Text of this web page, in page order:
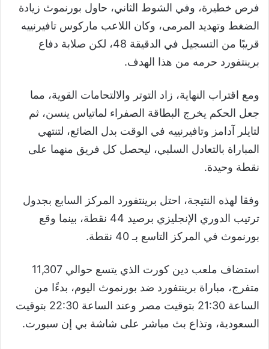
فرص خطيرة، وفي الشوط الثاني، حاول بورنموث زيادة
الضغط وتهديد المرمى، وكان اللاعب ماركوس تافيرنييه
قريبًا من التسجيل في الدقيقة 48، لكن صلابة دفاع
برينتفورد حرمه من هذا الهدف.
ومع اقتراب النهاية، زاد التوتر والالتحامات القوية، مما
جعل الحكم يخرج البطاقة الصفراء لماتياس ينسن، ثم
لتايلر آدامز وتافيرنييه في الوقت بدل الضائع، لتنتهي
المباراة بالتعادل السلبي، ليحصل كل فريق منهما على
نقطة وحيدة.
وفقا لهذه النتيجة، احتل برينتفورد المركز السابع بجدول
ترتيب الدوري الإنجليزي برصيد 44 نقطة، بينما وقع
بورنموث في المركز التاسع بـ 40 نقطة.
استضاف ملعب دين كورت الذي يتسع حوالي 11,307
متفرج، مباراة برينتفورد ضد بورنموث اليوم، بدءًا من
الساعة 21:30 بتوقيت مصر وعند الساعة 22:30 بتوقيت
السعودية، وتذاع بث مباشر على شاشة بي إن سبورت.